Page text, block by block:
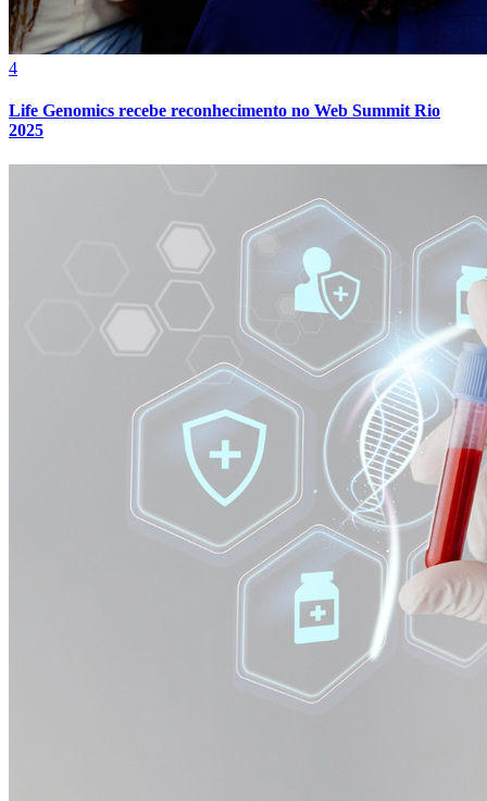
Internacional
4
Life Genomics recebe reconhecimento no Web Summit Rio
2025